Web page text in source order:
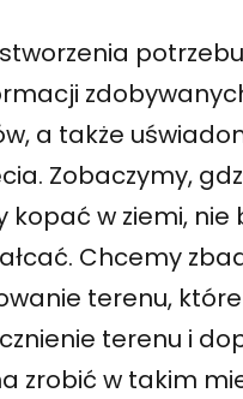
a także
Zobaczymy,
kopać w ziemi,
Chcemy
terenu,
terenu i
zrobić w takim